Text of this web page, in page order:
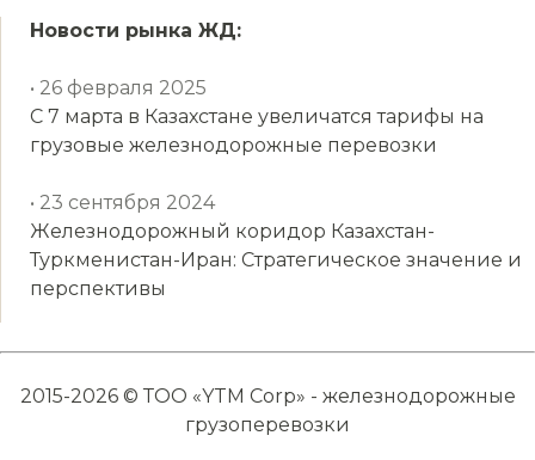
Новости рынка ЖД:
• 26 февраля 2025
С 7 марта в Казахстане увеличатся тарифы на
грузовые железнодорожные перевозки
• 23 сентября 2024
Железнодорожный коридор Казахстан-
Туркменистан-Иран: Стратегическое значение и
перспективы
2015-2026 © ТОО «YTM Corp» - железнодорожные
грузоперевозки